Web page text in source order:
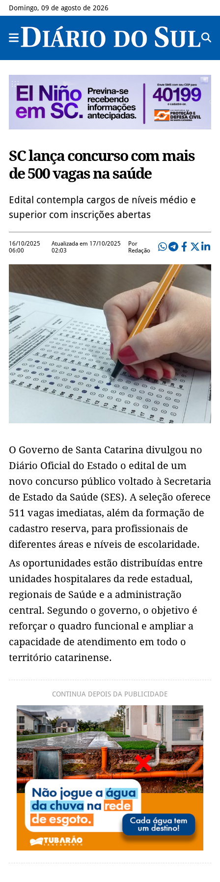
Domingo, 09 de agosto de 2026
SC lança concurso com mais
de 500 vagas na saúde
Edital contempla cargos de níveis médio e
superior com inscrições abertas
16/10/2025
06:00
Atualizada em 17/10/2025
02:03
Por
Redação
O Governo de Santa Catarina divulgou no
Diário Oficial do Estado o edital de um
novo concurso público voltado à Secretaria
de Estado da Saúde (SES). A seleção oferece
511 vagas imediatas, além da formação de
cadastro reserva, para profissionais de
diferentes áreas e níveis de escolaridade.
As oportunidades estão distribuídas entre
unidades hospitalares da rede estadual,
regionais de Saúde e a administração
central. Segundo o governo, o objetivo é
reforçar o quadro funcional e ampliar a
capacidade de atendimento em todo o
território catarinense.
CONTINUA DEPOIS DA PUBLICIDADE